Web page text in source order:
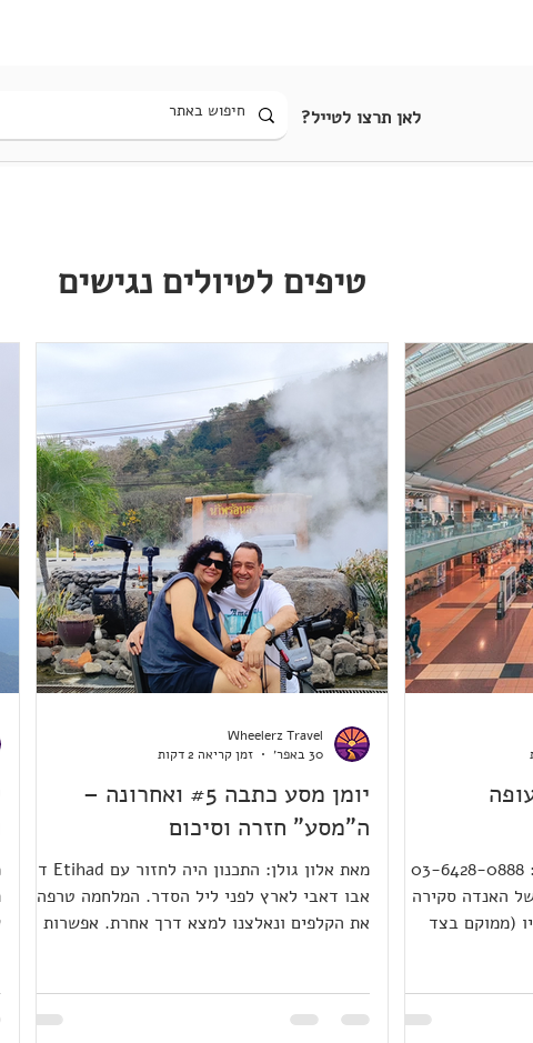
לאן תרצו לטייל?
טיפים לטיולים נגישים
קוד נמל תעופה: HND טלפון: 03-6428-0888
האנדה סקירה
(ממוקם בצד
השדרה המרכזית
יומן מסע כתבה #5 ואחרונה –
ה"מסע" חזרה וסיכום
מאת אלון גולן: התכנון היה לחזור עם Etihad דרך
אבו דאבי לארץ לפני ליל הסדר. המלחמה טרפה
את הקלפים ונאלצנו למצא דרך אחרת. אפשרות
ארקיע שלחו הודעה על ביטול הטיסה ביום שישי
Wheelerz Travel
30 באפר׳
זמן קריאה 2 דקות